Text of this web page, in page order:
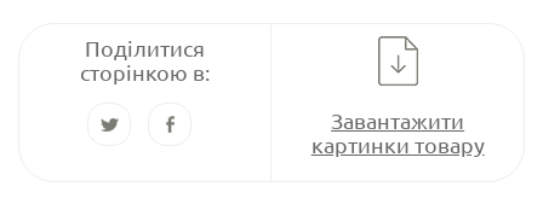
Поділитися
сторінкою в:
Завантажити
картинки товару